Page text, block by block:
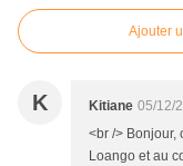
Ajouter
K Kitiane 05/12/
<br /> Bonjour,
Loango et au